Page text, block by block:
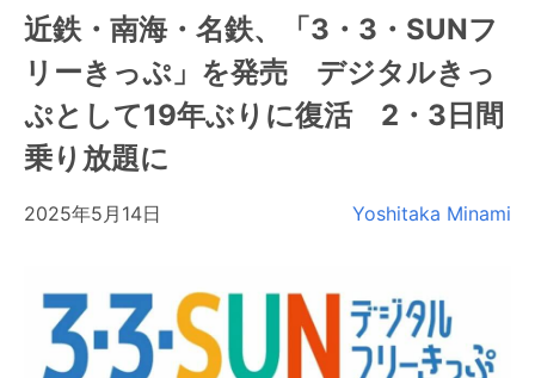
近鉄・南海・名鉄、「3・3・SUNフ
リーきっぷ」を発売 デジタルきっ
ぷとして19年ぶりに復活 2・3日間
乗り放題に
2025年5月14日 Yoshitaka Minami